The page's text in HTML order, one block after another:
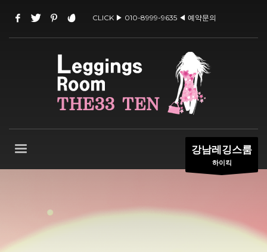
CLICK ▶ 010-8999-9635 ◀ 예약문의
강남레깅스룸
하이킥